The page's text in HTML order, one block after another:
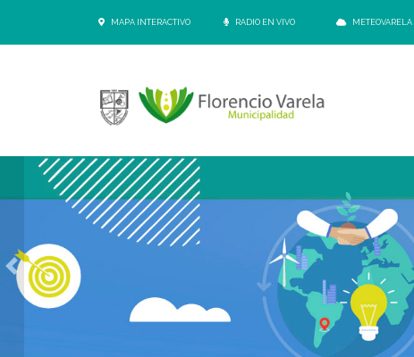
MAPA INTERACTIVO RADIO EN VIVO METEOVARELA
Previous